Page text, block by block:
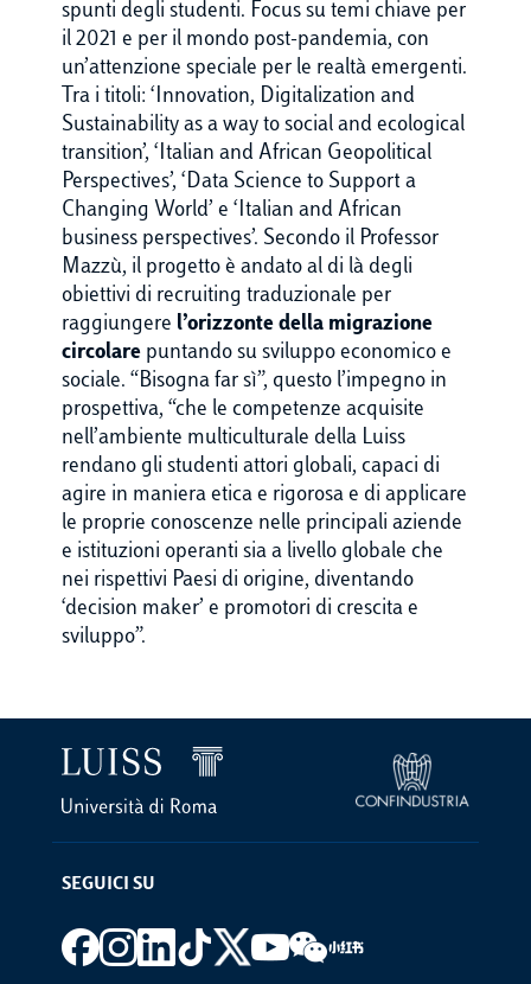
spunti degli studenti. Focus su temi chiave per
il 2021 e per il mondo post-pandemia, con
un’attenzione speciale per le realtà emergenti.
Tra i titoli: ‘Innovation, Digitalization and
Sustainability as a way to social and ecological
transition’, ‘Italian and African Geopolitical
Perspectives’, ‘Data Science to Support a
Changing World’ e ‘Italian and African
business perspectives’. Secondo il Professor
Mazzù, il progetto è andato al di là degli
obiettivi di recruiting traduzionale per
raggiungere l’orizzonte della migrazione
circolare puntando su sviluppo economico e
sociale. “Bisogna far sì”, questo l’impegno in
prospettiva, “che le competenze acquisite
nell’ambiente multiculturale della Luiss
rendano gli studenti attori globali, capaci di
agire in maniera etica e rigorosa e di applicare
le proprie conoscenze nelle principali aziende
e istituzioni operanti sia a livello globale che
nei rispettivi Paesi di origine, diventando
‘decision maker’ e promotori di crescita e
sviluppo”.
SEGUICI SU
Footer social